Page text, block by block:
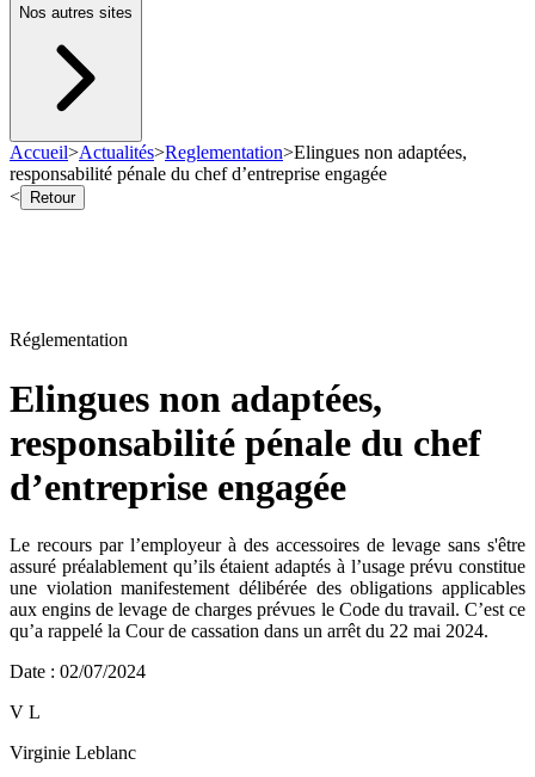
Nos autres sites
Accueil>Actualités>Reglementation>Elingues non adaptées,
responsabilité pénale du chef d’entreprise engagée
<
Retour
Réglementation
Elingues non adaptées,
responsabilité pénale du chef
d’entreprise engagée
Le recours par l’employeur à des accessoires de levage sans s'être
assuré préalablement qu’ils étaient adaptés à l’usage prévu constitue
une violation manifestement délibérée des obligations applicables
aux engins de levage de charges prévues le Code du travail. C’est ce
qu’a rappelé la Cour de cassation dans un arrêt du 22 mai 2024.
Date : 02/07/2024
V L
Virginie Leblanc